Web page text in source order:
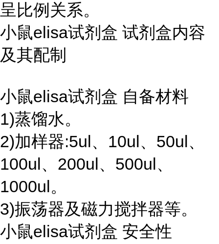
呈比例关系。
小鼠elisa试剂盒 试剂盒内容
及其配制
小鼠elisa试剂盒 自备材料
1)蒸馏水。
2)加样器:5ul、10ul、50ul、
100ul、200ul、500ul、
1000ul。
3)振荡器及磁力搅拌器等。
小鼠elisa试剂盒 安全性